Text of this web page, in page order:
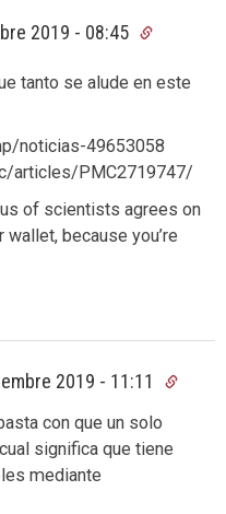
2019 - 08:45
tanto se alude en este
noticias-49653058
articles/PMC2719747/
of scientists agrees on
because you’re
2019 - 11:11
con que un solo
significa que tiene
mediante